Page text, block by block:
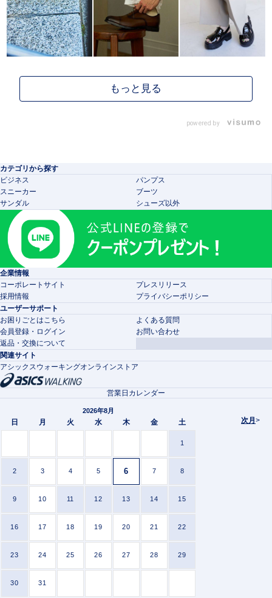
powered by
カテゴリから探す
ビジネス
パンプス
スニーカー
ブーツ
サンダル
シューズ以外
企業情報
コーポレートサイト
プレスリリース
採用情報
プライバシーポリシー
ユーザーサポート
お困りごとはこちら
よくある質問
会員登録・ログイン
お問い合わせ
返品・交換について
関連サイト
アシックスウォーキングオンラインストア
次月 >
営業日カレンダー
2026年8月
日 月 火 水 木 金 土
1
2 3 4 5 6 7 8
9 10 11 12 13 14 15
16 17 18 19 20 21 22
23 24 25 26 27 28 29
30 31